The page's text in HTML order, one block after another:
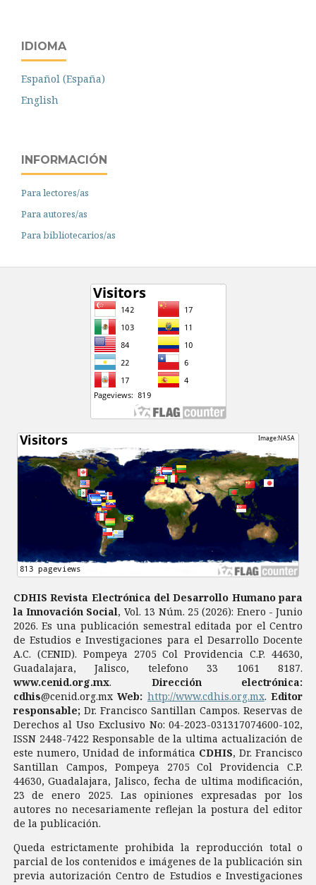
IDIOMA
Español (España)
English
INFORMACIÓN
Para lectores/as
Para autores/as
Para bibliotecarios/as
CDHIS Revista Electrónica del Desarrollo Humano para
la Innovación Social, Vol. 13 Núm. 25 (2026): Enero - Junio
2026. Es una publicación semestral editada por el Centro
de Estudios e Investigaciones para el Desarrollo Docente
A.C. (CENID). Pompeya 2705 Col Providencia C.P. 44630,
Guadalajara, Jalisco, telefono 33 1061 8187.
www.cenid.org.mx. Dirección electrónica:
cdhis@cenid.org.mxWeb: http://www.cdhis.org.mx. Editor
responsable; Dr. Francisco Santillan Campos. Reservas de
Derechos al Uso Exclusivo No: 04-2023-031317074600-102,
ISSN 2448-7422 Responsable de la ultima actualización de
este numero, Unidad de informática CDHIS, Dr. Francisco
Santillan Campos, Pompeya 2705 Col Providencia C.P.
44630, Guadalajara, Jalisco, fecha de ultima modificación,
23 de enero 2025. Las opiniones expresadas por los
autores no necesariamente reflejan la postura del editor
de la publicación.
Queda estrictamente prohibida la reproducción total o
parcial de los contenidos e imágenes de la publicación sin
previa autorización Centro de Estudios e Investigaciones